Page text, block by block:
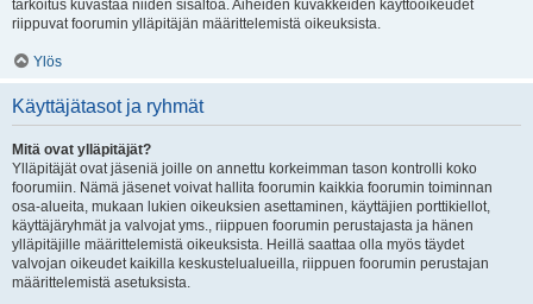
tarkoitus kuvastaa niiden sisältöä. Aiheiden kuvakkeiden käyttöoikeudet
riippuvat foorumin ylläpitäjän määrittelemistä oikeuksista.
Ylös
Käyttäjätasot ja ryhmät
Mitä ovat ylläpitäjät?
Ylläpitäjät ovat jäseniä joille on annettu korkeimman tason kontrolli koko
foorumiin. Nämä jäsenet voivat hallita foorumin kaikkia foorumin toiminnan
osa-alueita, mukaan lukien oikeuksien asettaminen, käyttäjien porttikiellot,
käyttäjäryhmät ja valvojat yms., riippuen foorumin perustajasta ja hänen
ylläpitäjille määrittelemistä oikeuksista. Heillä saattaa olla myös täydet
valvojan oikeudet kaikilla keskustelualueilla, riippuen foorumin perustajan
määrittelemistä asetuksista.